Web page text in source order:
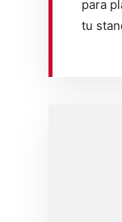
para
tu